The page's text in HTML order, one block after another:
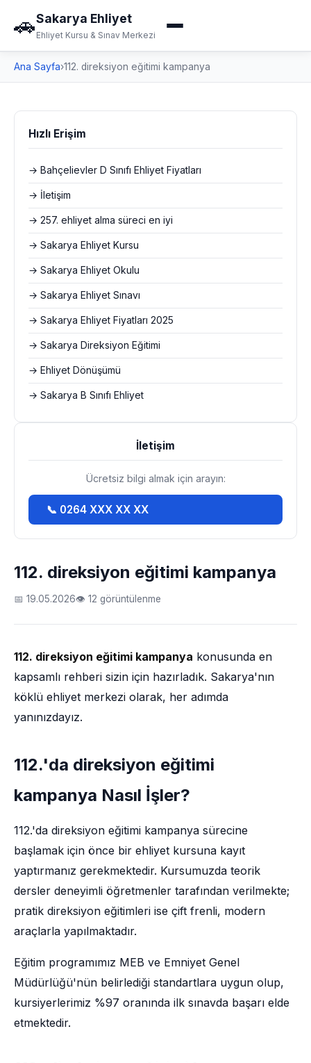
🚗Sakarya Ehliyet
Ehliyet Kursu & Sınav Merkezi
Ana Sayfa›112. direksiyon eğitimi kampanya
112. direksiyon eğitimi kampanya
📅 19.05.2026👁 12 görüntülenme
112. direksiyon eğitimi kampanya konusunda en
kapsamlı rehberi sizin için hazırladık. Sakarya'nın
köklü ehliyet merkezi olarak, her adımda
yanınızdayız.
112.'da direksiyon eğitimi
kampanya Nasıl İşler?
112.'da direksiyon eğitimi kampanya sürecine
başlamak için önce bir ehliyet kursuna kayıt
yaptırmanız gerekmektedir. Kursumuzda teorik
dersler deneyimli öğretmenler tarafından verilmekte;
pratik direksiyon eğitimleri ise çift frenli, modern
araçlarla yapılmaktadır.
Eğitim programımız MEB ve Emniyet Genel
Müdürlüğü'nün belirlediği standartlara uygun olup,
kursiyerlerimiz %97 oranında ilk sınavda başarı elde
etmektedir.
Hızlı Erişim
→ Bahçelievler D Sınıfı Ehliyet Fiyatları
→ İletişim
→ 257. ehliyet alma süreci en iyi
→ Sakarya Ehliyet Kursu
→ Sakarya Ehliyet Okulu
→ Sakarya Ehliyet Sınavı
→ Sakarya Ehliyet Fiyatları 2025
→ Sakarya Direksiyon Eğitimi
→ Ehliyet Dönüşümü
→ Sakarya B Sınıfı Ehliyet
İletişim
Ücretsiz bilgi almak için arayın:
📞 0264 XXX XX XX